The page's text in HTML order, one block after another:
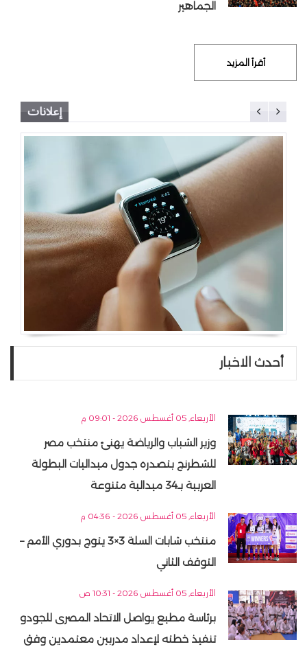
الجماهير
أقرأ المزيد
إعلانات
أحدث الاخبار
الأربعاء, 05 أغسطس 2026 - 09:01 م
وزير الشباب والرياضة يهنئ منتخب مصر
للشطرنج بتصدره جدول ميداليات البطولة
العربية بـ34 ميدالية متنوعة
الأربعاء, 05 أغسطس 2026 - 04:36 م
منتخب شابات السلة 3×3 يتوج بدوري الأمم –
التوقف الثاني
الأربعاء, 05 أغسطس 2026 - 10:31 ص
برئاسة مطيع يواصل الاتحاد المصرى للجودو
تنفيذ خطته لإعداد مدربين معتمدين وفق